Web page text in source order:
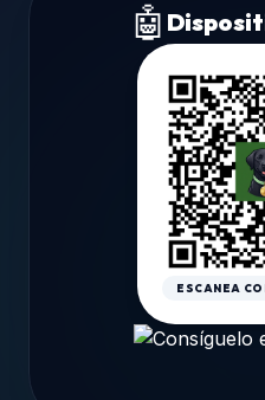
🤖
ESCANEA